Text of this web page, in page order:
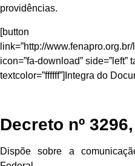
providências.
[button
link=”http://
icon=”fa-download” side=”left”
textcolor=”ffffff”]Integra do
Decreto nº
Dispõe sobre a